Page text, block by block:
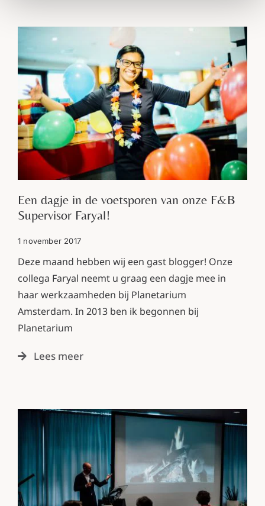
Een dagje in de voetsporen van onze F&B
Supervisor Faryal!
1 november 2017
Deze maand hebben wij een gast blogger! Onze
collega Faryal neemt u graag een dagje mee in
haar werkzaamheden bij Planetarium
Amsterdam. In 2013 ben ik begonnen bij
Planetarium
Lees meer